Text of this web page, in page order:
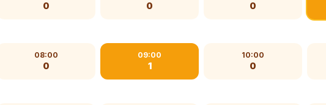
0 0 0
08:00
0
09:00
1
10:00
0